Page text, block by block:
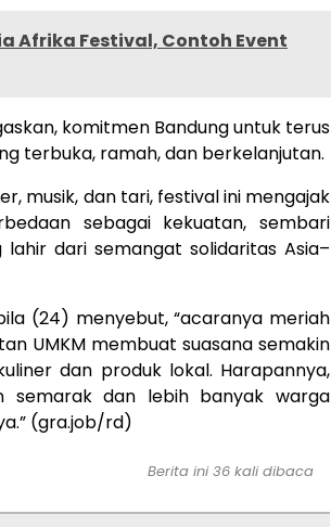
Afrika Festival, Contoh Event
komitmen Bandung untuk terus
terbuka, ramah, dan berkelanjutan.
musik, dan tari, festival ini mengajak
sebagai kekuatan, sembari
dari semangat solidaritas Asia–
(24) menyebut, “acaranya meriah
UMKM membuat suasana semakin
dan produk lokal. Harapannya,
semarak dan lebih banyak warga
(gra.job/rd)
Berita ini 36 kali dibaca